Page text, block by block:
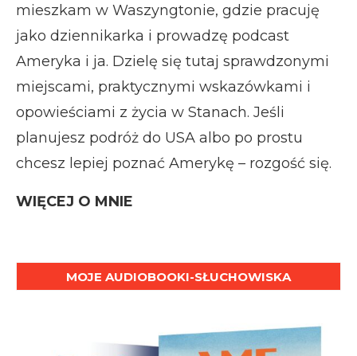
mieszkam w Waszyngtonie, gdzie pracuję
jako dziennikarka i prowadzę podcast
Ameryka i ja. Dzielę się tutaj sprawdzonymi
miejscami, praktycznymi wskazówkami i
opowieściami z życia w Stanach. Jeśli
planujesz podróż do USA albo po prostu
chcesz lepiej poznać Amerykę – rozgość się.
WIĘCEJ O MNIE
MOJE AUDIOBOOKI-SŁUCHOWISKA